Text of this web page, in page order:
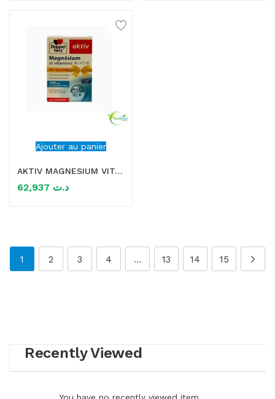
Ajouter au panier
AKTIV MAGNESIUM VITAMINES C+E 60 COMPRIMES+30 COMPRIMES (OFFERT)
د.ت
1 2 3 4 … 13 14 15
Recently Viewed
You have no recently viewed item.